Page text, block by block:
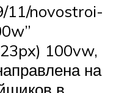
11/novostroi-
100vw,
на